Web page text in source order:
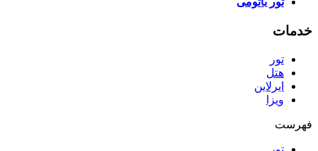
خدمات
تور
هتل
ایرلاین
ویزا
فهرست